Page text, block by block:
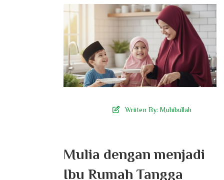
Wriiten By: Muhibullah
Mulia dengan menjadi
Ibu Rumah Tangga